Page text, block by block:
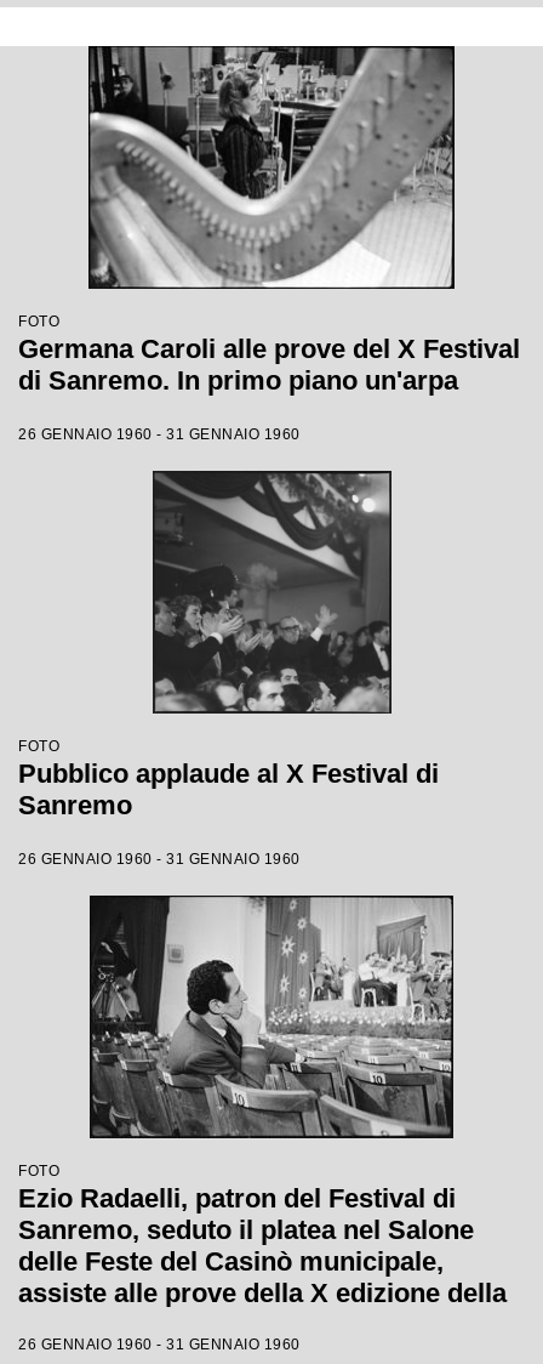
FOTO
Germana Caroli alle prove del X Festival
di Sanremo. In primo piano un'arpa
26 GENNAIO 1960 - 31 GENNAIO 1960
FOTO
Pubblico applaude al X Festival di
Sanremo
26 GENNAIO 1960 - 31 GENNAIO 1960
FOTO
Ezio Radaelli, patron del Festival di
Sanremo, seduto il platea nel Salone
delle Feste del Casinò municipale,
assiste alle prove della X edizione della
26 GENNAIO 1960 - 31 GENNAIO 1960